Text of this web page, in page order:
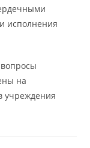
исполнения
на
учреждения